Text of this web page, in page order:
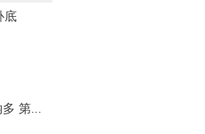
底
第...